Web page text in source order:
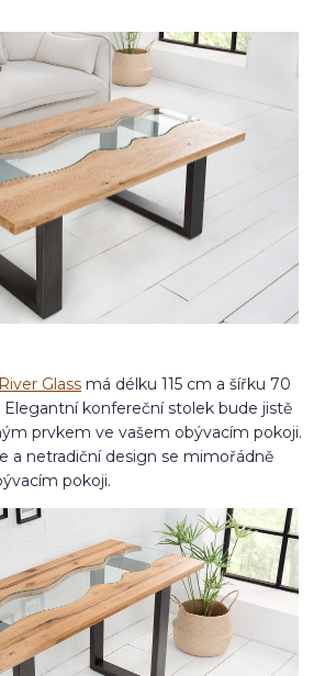
Glass má délku 115 cm a šířku 70
Elegantní konfereční stolek bude jistě
prvkem ve vašem obývacím pokoji.
a netradiční design se mimořádně
pokoji.